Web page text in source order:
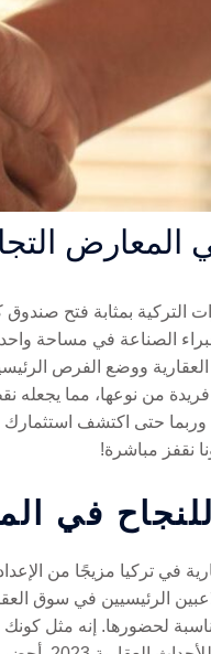
التركية بمثابة فتح
العقارية ووضع الفرص
من نوعها، مما يجعله
حتى اكتشف استثمارك
نقفز مباشرة!
في
في تركيا مزيجًا من
الرئيسيين في سوق
لحضورها. إنه مثل